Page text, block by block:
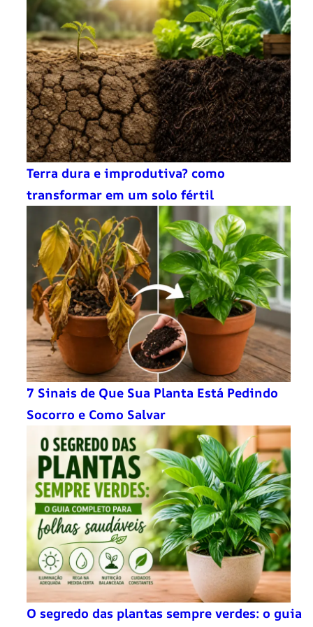
Terra dura e improdutiva? como
transformar em um solo fértil
7 Sinais de Que Sua Planta Está Pedindo
Socorro e Como Salvar
O segredo das plantas sempre verdes: o guia